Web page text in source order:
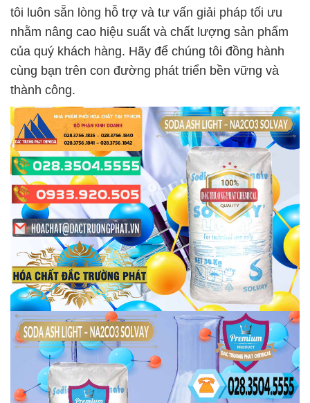
tôi luôn sẵn lòng hỗ trợ và tư vấn giải pháp tối ưu
nhằm nâng cao hiệu suất và chất lượng sản phẩm
của quý khách hàng. Hãy để chúng tôi đồng hành
cùng bạn trên con đường phát triển bền vững và
thành công.